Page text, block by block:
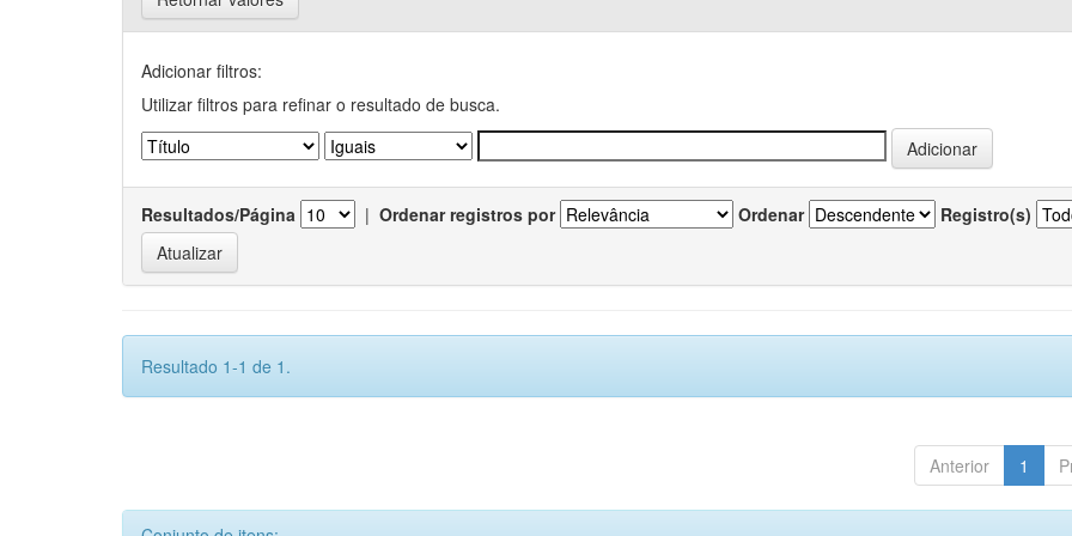
Adicionar filtros:
Utilizar filtros para refinar o resultado de busca.
Resultados/Página | Ordenar registros por Ordenar Registro(s)
Resultado 1-1 de 1.
Anterior 1